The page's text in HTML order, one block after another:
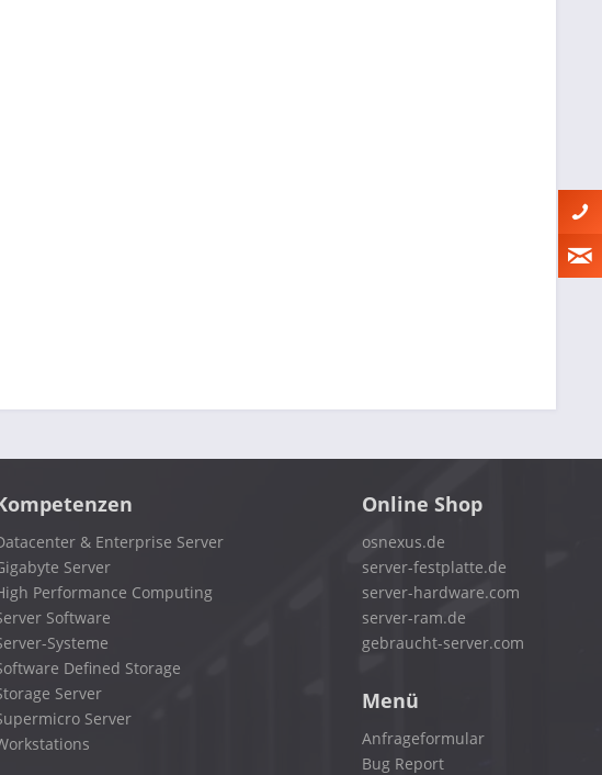
& Enterprise Server
Server
Performance Computing
Software
Systeme
Defined Storage
Server
Server
Online Shop
osnexus.de
server-festplatte.de
server-hardware.com
server-ram.de
gebraucht-server.com
Menü
Anfrageformular
Bug Report